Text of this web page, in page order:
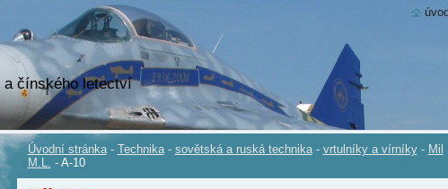
a čínského letectví
Úvodní stránka - Technika - sovětská a ruská technika - vrtulníky a vírníky - Mil
M.L. - A-10